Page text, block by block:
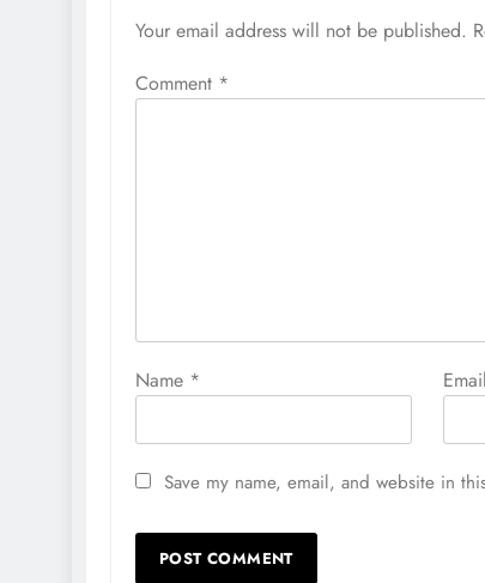
Your email address will not be published.
Comment *
Name * Email
Save my name, email, and website in